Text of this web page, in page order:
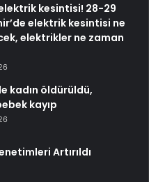
kesintisi! 28-29
elektrik kesintisi ne
elektrikler ne zaman
kadın öldürüldü,
kayıp
Artırıldı